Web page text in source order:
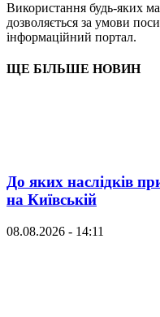
Використання будь-яких
дозволяється за умови
інформаційний портал.
ЩЕ БІЛЬШЕ НОВИН
До яких наслідків
на Київській
08.08.2026 - 14:11